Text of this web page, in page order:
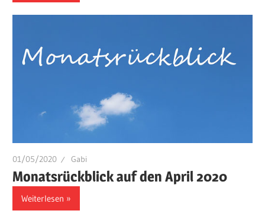
01/05/2020 Gabi
Monatsrückblick auf den April 2020
Weiterlesen